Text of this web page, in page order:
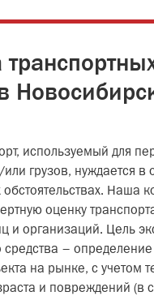
используемый для
грузов, нуждается в
Наша
оценку
и организаций. Цель
средства – определение
на рынке, с учетом
и повреждений (в